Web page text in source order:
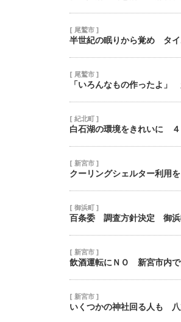
[ 尾鷲市 ]
半世紀の眠りから覚め タ
[ 尾鷲市 ]
「いろんなもの作ったよ
[ 紀北町 ]
白石湖の環境をきれいに ４
[ 新宮市 ]
クーリングシェルター利
[ 御浜町 ]
百条委 調査方針決定 御浜
[ 新宮市 ]
飲酒運転にＮＯ 新宮市内で
[ 新宮市 ]
いくつかの神社回る人も